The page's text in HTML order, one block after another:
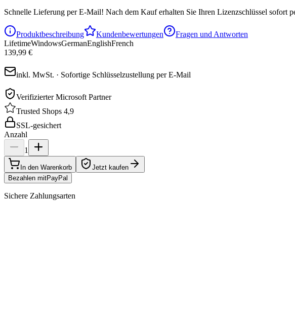
Schnelle Lieferung per E-Mail! Nach dem Kauf erhalten Sie Ihren Lizenzschlüssel sofort
Produktbeschreibung Kundenbewertungen
Fragen und Antworten
LifetimeWindowsGermanEnglishFrench
139,99 €
inkl. MwSt. · Sofortige Schlüsselzustellung per E-Mail
Verifizierter Microsoft Partner
Trusted Shops 4,9
SSL-gesichert
Anzahl
1
In den Warenkorb
Jetzt kaufen
Bezahlen mitPayPal
Sichere Zahlungsarten